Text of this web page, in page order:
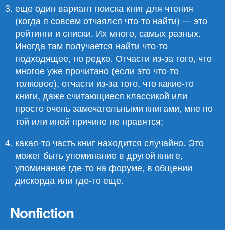
еще один вариант поиска книг для чтения
(когда я совсем отчаялся что-то найти) — это
рейтинги и списки. Их много, самых разных.
Иногда там получается найти что-то
подходящее, но редко. Отчасти из-за того, что
многое уже прочитано (если это что-то
толковое), отчасти из-за того, что какие-то
книги, даже считающиеся классикой или
просто очень замечательными книгами, мне по
той или иной причине не нравятся;
какая-то часть книг находится случайно. Это
может быть упоминание в другой книге,
упоминание где-то на форуме, в общении
дискорда или где-то еще.
Nonfiction